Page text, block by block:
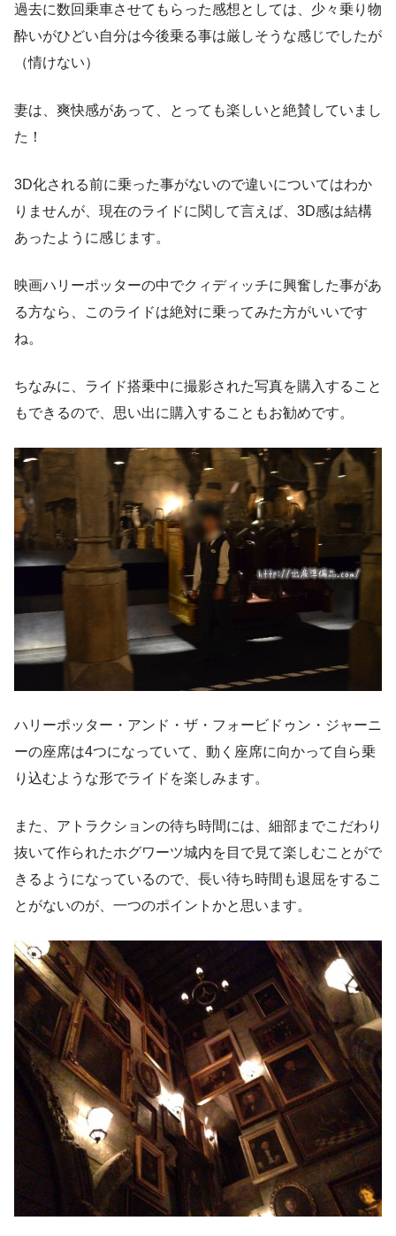
過去に数回乗車させてもらった感想としては、少々乗り物
酔いがひどい自分は今後乗る事は厳しそうな感じでしたが
（情けない）
妻は、 爽快感があって、とっても楽しいと絶賛 していまし
た！
3D化される前に乗った事がないので違いについてはわか
りませんが、現在のライドに関して言えば、3D感は結構
あったように感じます。
映画ハリーポッターの中でクィディッチに興奮した事があ
る方なら、このライドは絶対に乗ってみた方がいいです
ね。
ちなみに、 ライド搭乗中に撮影された写真を購入すること
もできるので、思い出に購入することもお勧めです。
ハリーポッター・アンド・ザ・フォービドゥン・ジャーニ
ーの座席は4つになっていて、動く座席に向かって自ら乗
り込むような形でライドを楽しみます。
また、アトラクションの待ち時間には、細部までこだわり
抜いて作られたホグワーツ城内を目で見て楽しむことがで
きるようになっているので、長い待ち時間も退屈をするこ
とがないのが、一つのポイントかと思います。